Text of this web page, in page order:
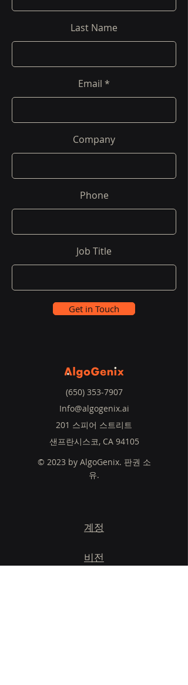
Last Name
Email
Company
Phone
Job Title
Get in Touch
(650) 353-7907
Info@algogenix.ai
201 스피어 스트리트
샌프란시스코, CA 94105
© 2023 by AlgoGenix. 판권 소
유.
계정
비전